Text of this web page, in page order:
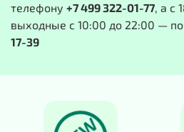
телефону +7 499 322-01-77, а с
выходные с 10:00 до 22:00 —
17-39